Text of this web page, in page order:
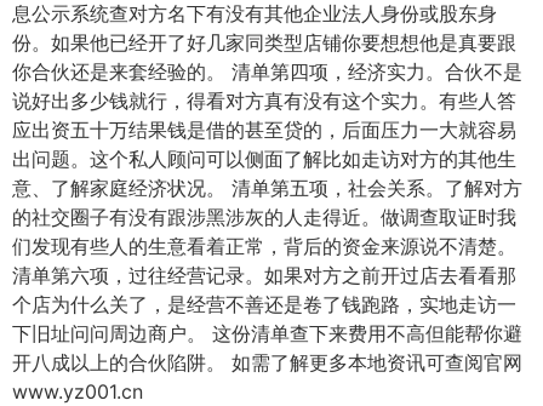
息公示系统查对方名下有没有其他企业法人身份或股东身
份。如果他已经开了好几家同类型店铺你要想想他是真要跟
你合伙还是来套经验的。 清单第四项，经济实力。合伙不是
说好出多少钱就行，得看对方真有没有这个实力。有些人答
应出资五十万结果钱是借的甚至贷的，后面压力一大就容易
出问题。这个私人顾问可以侧面了解比如走访对方的其他生
意、了解家庭经济状况。 清单第五项，社会关系。了解对方
的社交圈子有没有跟涉黑涉灰的人走得近。做调查取证时我
们发现有些人的生意看着正常，背后的资金来源说不清楚。
清单第六项，过往经营记录。如果对方之前开过店去看看那
个店为什么关了，是经营不善还是卷了钱跑路，实地走访一
下旧址问问周边商户。 这份清单查下来费用不高但能帮你避
开八成以上的合伙陷阱。 如需了解更多本地资讯可查阅官网
www.yz001.cn